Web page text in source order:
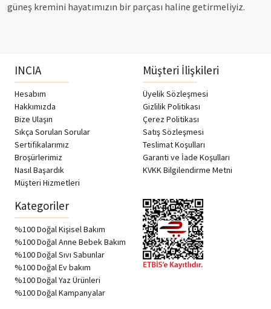
güneş kremini hayatımızın bir parçası haline getirmeliyiz.
INCIA
Hesabım
Hakkımızda
Bize Ulaşın
Sıkça Sorulan Sorular
Sertifikalarımız
Broşürlerimiz
Nasıl Başardık
Müşteri Hizmetleri
Müşteri İlişkileri
Üyelik Sözleşmesi
Gizlilik Politikası
Çerez Politikası
Satış Sözleşmesi
Teslimat Koşulları
Garanti ve İade Koşulları
KVKK Bilgilendirme Metni
Kategoriler
%100 Doğal Kişisel Bakım
%100 Doğal Anne Bebek Bakım
%100 Doğal Sıvı Sabunlar
%100 Doğal Ev bakım
%100 Doğal Yaz Ürünleri
%100 Doğal Kampanyalar